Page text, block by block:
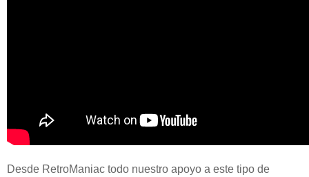
Desde RetroManiac todo nuestro apoyo a este tipo de